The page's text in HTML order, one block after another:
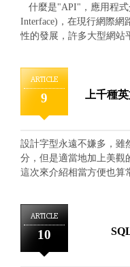
(例：chrome瀏覽器－在
用的特效，看class的名
開工具檢查發現此特效的
什麼是"API"，應用程式
Interface)，在現行網際網
性的發展，許多大型網站
平台將這些開放分享的資
程式介面，提供其它開
Facebook Graph API 等
連結並共享資訊的API相
見的社群網站鑲嵌資訊與
也跟大平台有了聯繫，也
自由，是網站未來發展
用，因此網站多元的連結
時可以多參考符合需求的
提升。
ARTICLE
9 上千種
設計字型永遠不嫌多，雖
分，但是適當地加上美觀
這次來介紹相當方便也算
型。 選好想要的風格類
要按右邊的「download
能用在商業用途時可以選
ARTICLE
10